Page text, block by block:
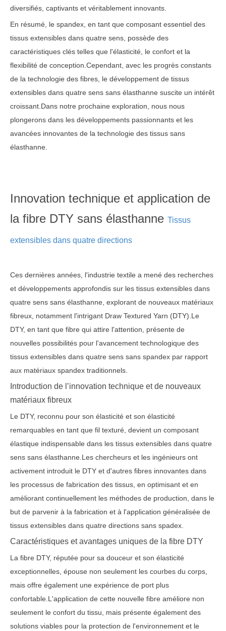
diversifiés, captivants et véritablement innovants.
En résumé, le spandex, en tant que composant essentiel des
tissus extensibles dans quatre sens, possède des
caractéristiques clés telles que l'élasticité, le confort et la
flexibilité de conception.Cependant, avec les progrès constants
de la technologie des fibres, le développement de tissus
extensibles dans quatre sens sans élasthanne suscite un intérêt
croissant.Dans notre prochaine exploration, nous nous
plongerons dans les développements passionnants et les
avancées innovantes de la technologie des tissus sans
élasthanne.
Innovation technique et application de
la fibre DTY sans élasthanne Tissus
extensibles dans quatre directions
Ces dernières années, l'industrie textile a mené des recherches
et développements approfondis sur les tissus extensibles dans
quatre sens sans élasthanne, explorant de nouveaux matériaux
fibreux, notamment l'intrigant Draw Textured Yarn (DTY).Le
DTY, en tant que fibre qui attire l'attention, présente de
nouvelles possibilités pour l'avancement technologique des
tissus extensibles dans quatre sens sans spandex par rapport
aux matériaux spandex traditionnels.
Introduction de l’innovation technique et de nouveaux
matériaux fibreux
Le DTY, reconnu pour son élasticité et son élasticité
remarquables en tant que fil texturé, devient un composant
élastique indispensable dans les tissus extensibles dans quatre
sens sans élasthanne.Les chercheurs et les ingénieurs ont
activement introduit le DTY et d'autres fibres innovantes dans
les processus de fabrication des tissus, en optimisant et en
améliorant continuellement les méthodes de production, dans le
but de parvenir à la fabrication et à l'application généralisée de
tissus extensibles dans quatre directions sans spadex.
Caractéristiques et avantages uniques de la fibre DTY
La fibre DTY, réputée pour sa douceur et son élasticité
exceptionnelles, épouse non seulement les courbes du corps,
mais offre également une expérience de port plus
confortable.L'application de cette nouvelle fibre améliore non
seulement le confort du tissu, mais présente également des
solutions viables pour la protection de l'environnement et le